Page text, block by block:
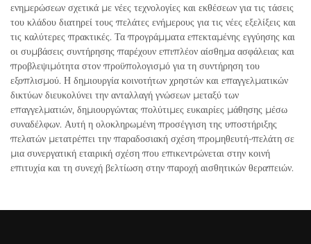
ενημερώσεων σχετικά με νέες τεχνολογίες και εκθέσεων για τις τάσεις
του κλάδου διατηρεί τους πελάτες ενήμερους για τις νέες εξελίξεις και
τις καλύτερες πρακτικές. Τα προγράμματα επεκταμένης εγγύησης και
οι συμβάσεις συντήρησης παρέχουν επιπλέον αίσθημα ασφάλειας και
προβλεψιμότητα στον προϋπολογισμό για τη συντήρηση του
εξοπλισμού. Η δημιουργία κοινοτήτων χρηστών και επαγγελματικών
δικτύων διευκολύνει την ανταλλαγή γνώσεων μεταξύ των
επαγγελματιών, δημιουργώντας πολύτιμες ευκαιρίες μάθησης μέσω
συναδέλφων. Αυτή η ολοκληρωμένη προσέγγιση της υποστήριξης
πελατών μετατρέπει την παραδοσιακή σχέση προμηθευτή-πελάτη σε
μια συνεργατική εταιρική σχέση που επικεντρώνεται στην κοινή
επιτυχία και τη συνεχή βελτίωση στην παροχή αισθητικών θεραπειών.